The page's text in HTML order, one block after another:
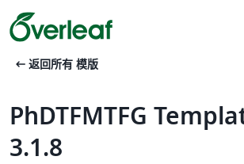
arrow_left_alt 返回所有 模版
PhDTFMTFG
3.1.8